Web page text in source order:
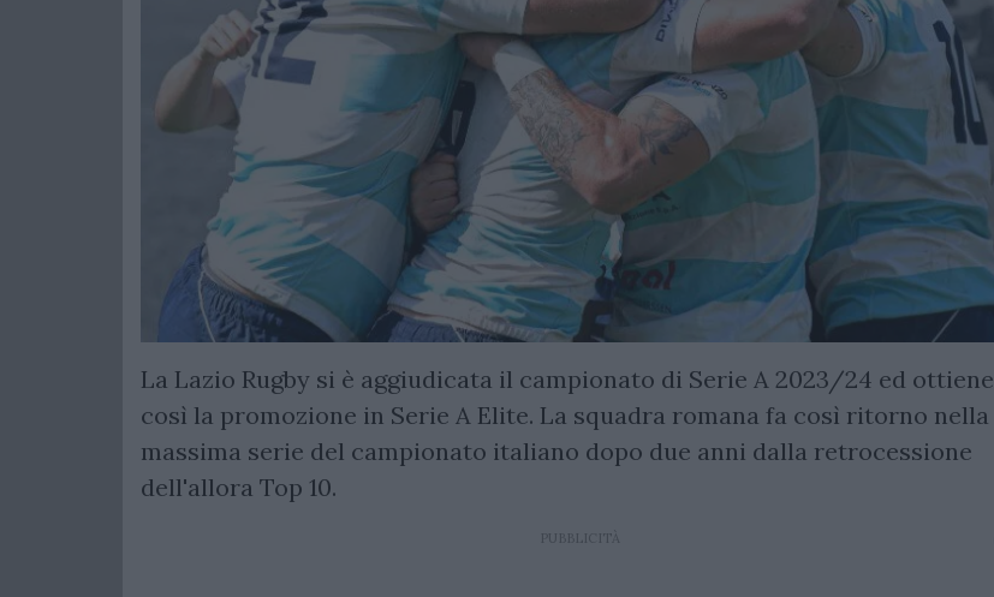
La Lazio Rugby si è aggiudicata il campionato di Serie A 2023/24 ed ottiene
così la promozione in Serie A Elite. La squadra romana fa così ritorno nella
massima serie del campionato italiano dopo due anni dalla retrocessione
dell'allora Top 10.